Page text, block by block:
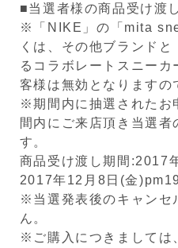
■当選者様の商品受け渡
※「NIKE」の「mita
くは、その他ブランド
るコラボレートスニー
客様は無効となりますの
※期間内に抽選されたお
間内にご来店頂き当選者
す。
商品受け渡し期間:2017
2017年12月8日(金
※当選発表後のキャンセ
ん。
※ご購入につきましては